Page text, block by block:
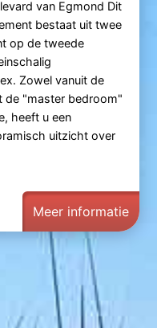
van Egmond Dit
bestaat uit twee
op de tweede
Zowel vanuit de
de "master bedroom"
heeft u een
uitzicht over
Meer informatie